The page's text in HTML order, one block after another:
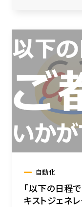
自動化
「以下の日程
キストジェネ